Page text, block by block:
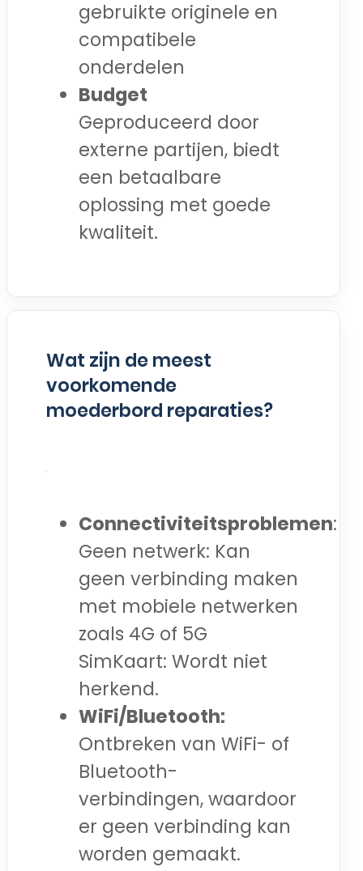
gebruikte originele en
compatibele
onderdelen
Budget
Geproduceerd door
externe partijen, biedt
een betaalbare
oplossing met goede
kwaliteit.
Wat zijn de meest
voorkomende
moederbord reparaties?
Connectiviteitsproblemen:
Geen netwerk: Kan
geen verbinding maken
met mobiele netwerken
zoals 4G of 5G
SimKaart: Wordt niet
herkend.
WiFi/Bluetooth:
Ontbreken van WiFi- of
Bluetooth-
verbindingen, waardoor
er geen verbinding kan
worden gemaakt.